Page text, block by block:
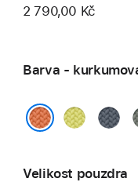
2 790,00 Kč
Barva -
neonově
Velikost pouzdra